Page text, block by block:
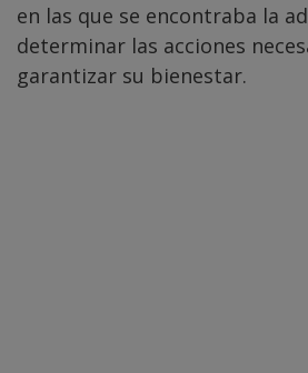
en las que se encontraba la
determinar las acciones
garantizar su bienestar.